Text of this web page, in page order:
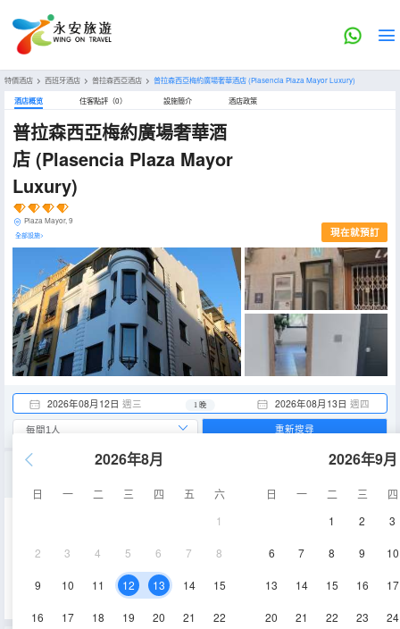
特價酒店 > 西班牙酒店 > 普拉森西亞酒店 > 普拉森西亞梅約廣場奢華酒店(Plasencia Plaza Mayor Luxury)
酒店概览 住客點評（0） 設施簡介 酒店政策
普拉森西亞梅約廣場奢華酒
店 (Plasencia Plaza Mayor
Luxury)
Plaza Mayor, 9
全部設施> 現在就預訂
2026年08月12日 週三 2026年08月13日 週四
1 晚
2026年8月
日 一 二 三 四 五
六
1
2 3 4 5 6 7 8
9 10 11 12 13 14 15
16 17 18 19 20 21 22
2026年9月
日 一 二 三
四
1
2 3
6 7 8 9 10
13 14 15 16 17
20 21 22 23 24
重新搜尋
淋浴